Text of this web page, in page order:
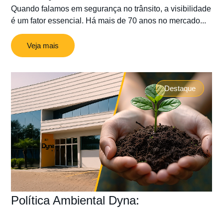
Quando falamos em segurança no trânsito, a visibilidade
é um fator essencial. Há mais de 70 anos no mercado...
Veja mais
Destaque
Política Ambiental Dyna: